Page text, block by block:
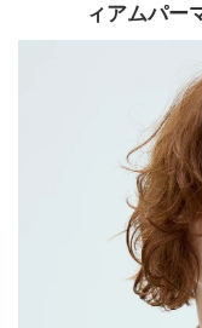
ィアムパー